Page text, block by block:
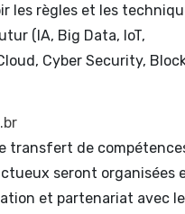
les règles et les
(IA, Big Data, IoT,
Cyber Security,
transfert de
seront organisées
et partenariat avec